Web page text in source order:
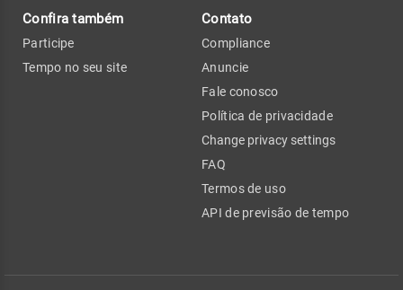
Confira também
Participe
Tempo no seu site
Contato
Compliance
Anuncie
Fale conosco
Política de privacidade
Change privacy settings
FAQ
Termos de uso
API de previsão de tempo